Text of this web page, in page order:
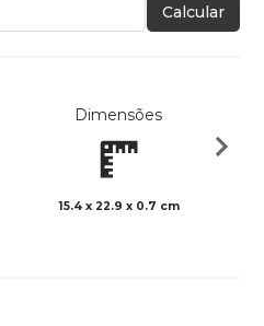
Calcular
Dimensões
15.4 x 22.9 x 0.7 cm